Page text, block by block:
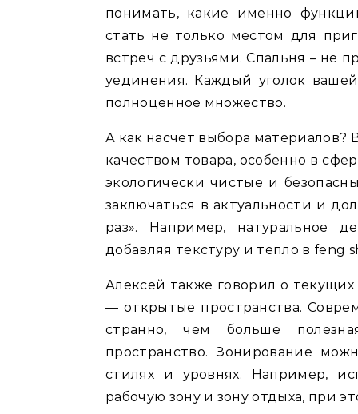
понимать, какие именно
стать не только местом для
встреч с друзьями. Спальня – не
уединения. Каждый уголок
полноценное множество.
А как насчет выбора
качеством товара, особенно в
экологически чистые и
заключаться в актуальности и
раз». Например, натуральное
добавляя текстуру и тепло в feng
Алексей также говорил о
— открытые пространства.
странно, чем больше
пространство. Зонирование
стилях и уровнях. Например,
рабочую зону и зону отдыха, при